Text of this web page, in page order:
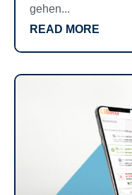
gehen...
READ MORE